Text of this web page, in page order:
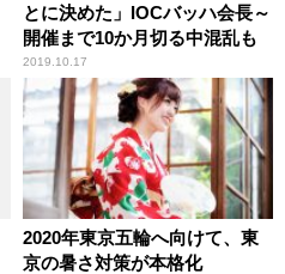
とに決めた」IOCバッハ会長～
開催まで10か月切る中混乱も
2019.10.17
2020年東京五輪へ向けて、東
京の暑さ対策が本格化